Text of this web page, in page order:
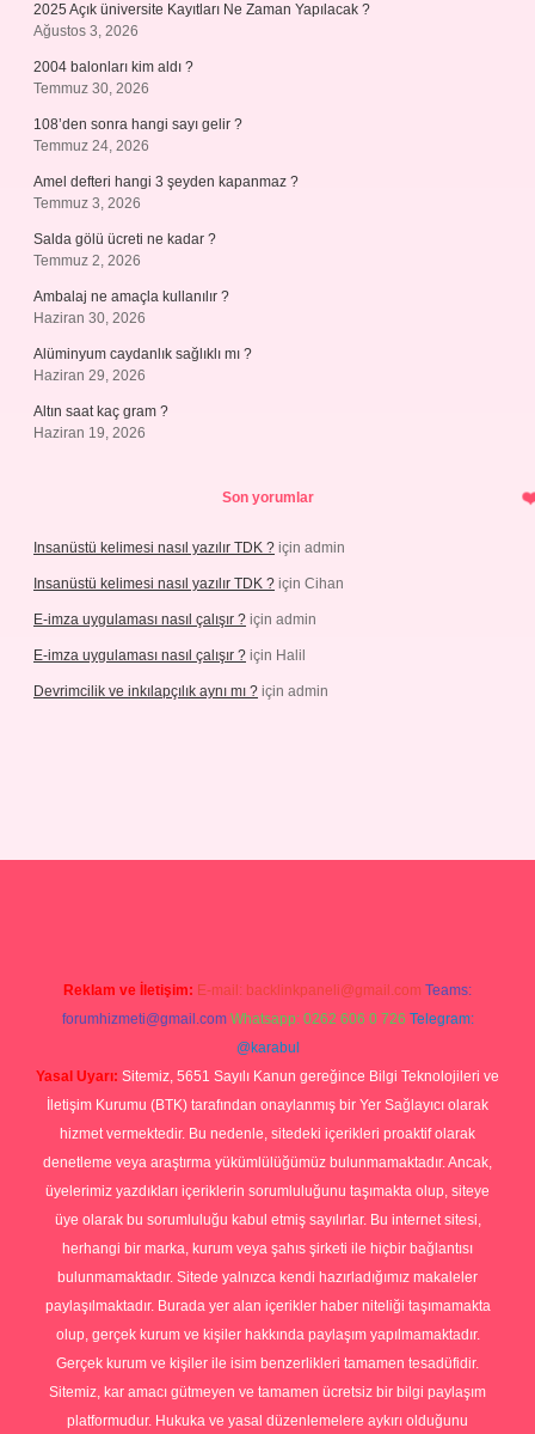
2025 Açık üniversite Kayıtları Ne Zaman Yapılacak ?
Ağustos 3, 2026
2004 balonları kim aldı ?
Temmuz 30, 2026
108’den sonra hangi sayı gelir ?
Temmuz 24, 2026
Amel defteri hangi 3 şeyden kapanmaz ?
Temmuz 3, 2026
Salda gölü ücreti ne kadar ?
Temmuz 2, 2026
Ambalaj ne amaçla kullanılır ?
Haziran 30, 2026
Alüminyum caydanlık sağlıklı mı ?
Haziran 29, 2026
Altın saat kaç gram ?
Haziran 19, 2026
Son yorumlar
Insanüstü kelimesi nasıl yazılır TDK ? için admin
Insanüstü kelimesi nasıl yazılır TDK ? için Cihan
E-imza uygulaması nasıl çalışır ? için admin
E-imza uygulaması nasıl çalışır ? için Halil
Devrimcilik ve inkılapçılık aynı mı ? için admin
Reklam ve İletişim: E-mail: backlinkpaneli@gmail.com Teams:
forumhizmeti@gmail.com Whatsapp: 0262 606 0 726 Telegram:
@karabul
Yasal Uyarı: Sitemiz, 5651 Sayılı Kanun gereğince Bilgi Teknolojileri ve
İletişim Kurumu (BTK) tarafından onaylanmış bir Yer Sağlayıcı olarak
hizmet vermektedir. Bu nedenle, sitedeki içerikleri proaktif olarak
denetleme veya araştırma yükümlülüğümüz bulunmamaktadır. Ancak,
üyelerimiz yazdıkları içeriklerin sorumluluğunu taşımakta olup, siteye
üye olarak bu sorumluluğu kabul etmiş sayılırlar. Bu internet sitesi,
herhangi bir marka, kurum veya şahıs şirketi ile hiçbir bağlantısı
bulunmamaktadır. Sitede yalnızca kendi hazırladığımız makaleler
paylaşılmaktadır. Burada yer alan içerikler haber niteliği taşımamakta
olup, gerçek kurum ve kişiler hakkında paylaşım yapılmamaktadır.
Gerçek kurum ve kişiler ile isim benzerlikleri tamamen tesadüfidir.
Sitemiz, kar amacı gütmeyen ve tamamen ücretsiz bir bilgi paylaşım
platformudur. Hukuka ve yasal düzenlemelere aykırı olduğunu